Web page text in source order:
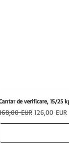
de verificare, 15/25
normal
EUR Preț redus
126,00 EUR